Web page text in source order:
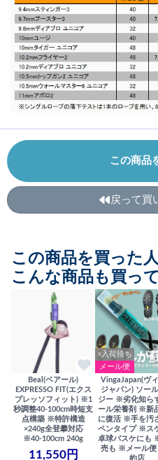
この商品
戻って買
この商品を買った人
こんな商品も買っ
Beal(ベアール)
EXPRESSO FIT(エクス
プレッソフィット) ※1
秒調整40-100cm時短支
点構築 ※特許構造
×240g全登攀対応
※40-100cm 240g
11,550円
×入荷待ち
メール便
VingaJapan(ヴ
ジャパン) ソー
ジー ※劣化知ら
ール栄養剤 ※新
に復活 ※手を汚
ペンタイプ ※ス
卓球バスケにも
売も ※メール
約店